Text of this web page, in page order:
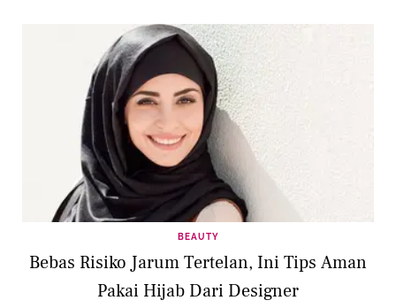
BEAUTY
Bebas Risiko Jarum Tertelan, Ini Tips Aman
Pakai Hijab Dari Designer